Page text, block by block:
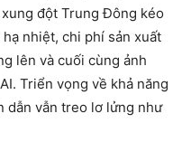
đột Trung Đông kéo
nhiệt, chi phí sản xuất
lên và cuối cùng ảnh
Triển vọng về khả năng
dẫn vẫn treo lơ lửng như